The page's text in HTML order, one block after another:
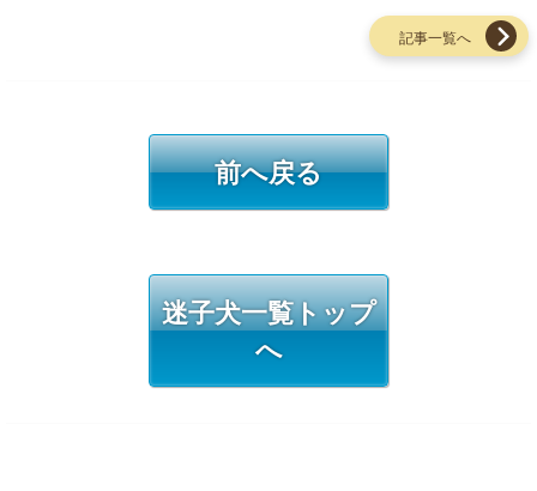
記事一覧へ
前へ戻る
迷子犬一覧トップ
へ